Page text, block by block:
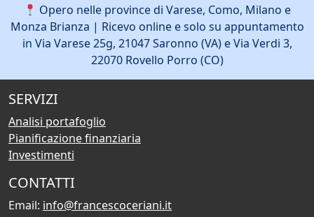
Opero nelle province di Varese, Como, Milano e
Monza Brianza | Ricevo online e solo su appuntamento
in Via Varese 25g, 21047 Saronno (VA) e Via Verdi 3,
22070 Rovello Porro (CO)
SERVIZI
Analisi portafoglio
Pianificazione finanziaria
Investimenti
CONTATTI
Email: info@francescoceriani.it